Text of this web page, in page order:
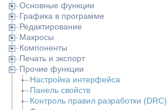
Основные функции
Графика в программе
Редактирование
Макросы
Компоненты
Печать и экспорт
Прочие функции
Настройка интерфейса
Панель свойств
Контроль правил разработки (DRC)